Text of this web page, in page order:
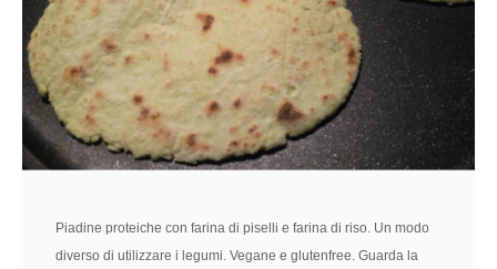
Piadine proteiche con farina di piselli e farina di riso. Un modo
diverso di utilizzare i legumi. Vegane e glutenfree. Guarda la